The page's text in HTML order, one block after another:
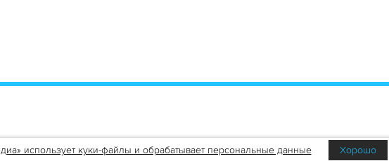
авторизоваться
использует куки-файлы и обрабатывает персональные данные Хорошо